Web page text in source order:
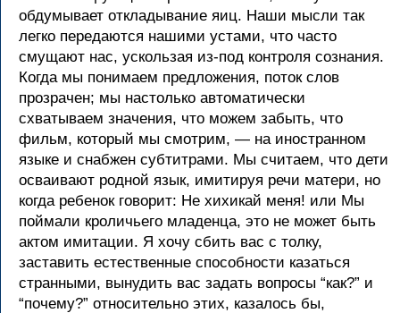
обдумывает откладывание яиц. Наши мысли так
легко передаются нашими устами, что часто
смущают нас, ускользая из-под контроля сознания.
Когда мы понимаем предложения, поток слов
прозрачен; мы настолько автоматически
схватываем значения, что можем забыть, что
фильм, который мы смотрим, — на иностранном
языке и снабжен субтитрами. Мы считаем, что дети
осваивают родной язык, имитируя речи матери, но
когда ребенок говорит: Не хихикай меня! или Мы
поймали кроличьего младенца, это не может быть
актом имитации. Я хочу сбить вас с толку,
заставить естественные способности казаться
странными, вынудить вас задать вопросы “как?” и
“почему?” относительно этих, казалось бы,